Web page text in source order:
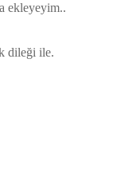
ekleyeyim..
dileği ile.